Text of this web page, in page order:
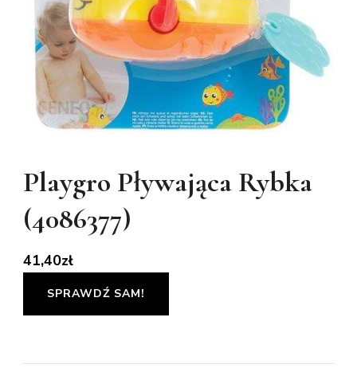
Playgro Pływająca Rybka
(4086377)
41,40zł
SPRAWDŹ SAM!